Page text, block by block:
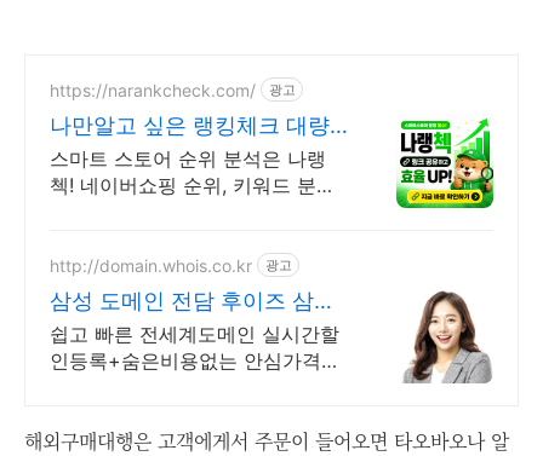
https://narankcheck.com/ 광고
나만알고 싶은 랭킹체크 대량
키워드 분석
스마트 스토어 순위 분석은 나랭
첵! 네이버쇼핑 순위, 키워드 분석
이 가능!
http://domain.whois.co.kr 광고
삼성 도메인 전담 후이즈 삼성
닷컴 관리기업
쉽고 빠른 전세계도메인 실시간할
인등록+숨은비용없는 안심가격
해외구매대행은 고객에게서 주문이 들어오면 타오바오나 알